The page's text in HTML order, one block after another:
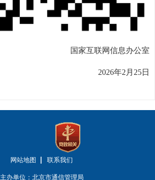
国家互联网信息办公室
2026年2月25日
网站地图 联系我们
主办单位：北京市通信管理局